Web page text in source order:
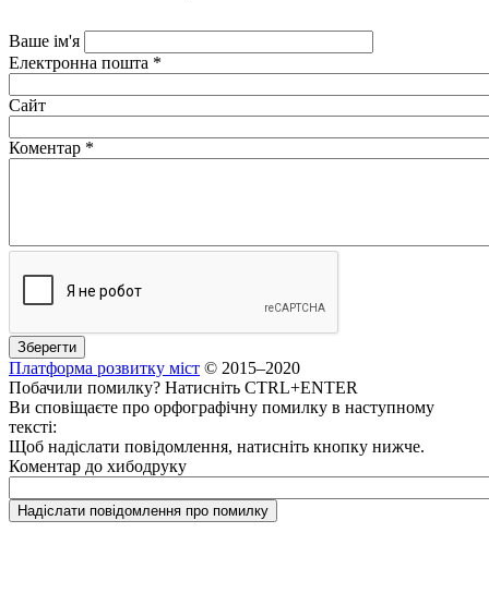
Ваше ім'я
Електронна пошта *
Сайт
Коментар *
Платформа розвитку міст © 2015–2020
Побачили помилку? Натисніть CTRL+ENTER
Ви сповіщаєте про орфографічну помилку в наступному
тексті:
Щоб надіслати повідомлення, натисніть кнопку нижче.
Коментар до хибодруку